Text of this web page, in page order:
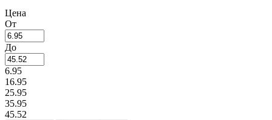
Цена
От
До
6.95
16.95
25.95
35.95
45.52